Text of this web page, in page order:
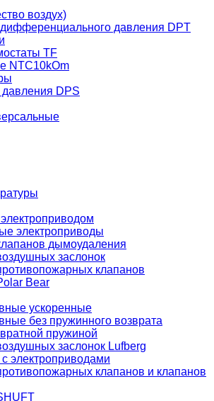
воздух)
давления DPT
TF
NTC10kOm
DPS
электроприводы
дымоудаления
заслонок
клапанов
Bear
ускоренные
без пружинного возврата
пружиной
заслонок Lufberg
электроприводами
клапанов и клапанов